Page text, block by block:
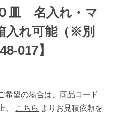
皿 名入れ・マ
れ可能（※別
017】
希望の場合は、商品コード
、
こちら よりお見積依頼を